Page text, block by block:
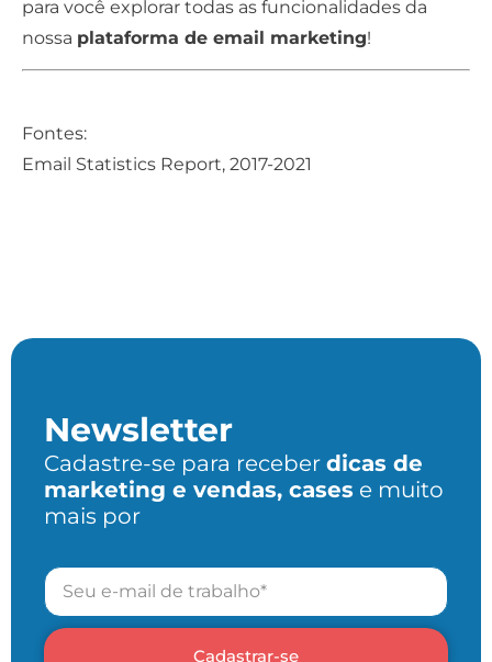
para você explorar todas as funcionalidades da
nossa plataforma de email marketing!
Fontes:
Email Statistics Report, 2017-2021
Newsletter
Cadastre-se para receber dicas de
marketing e vendas, cases e muito
mais por
Cadastrar-se